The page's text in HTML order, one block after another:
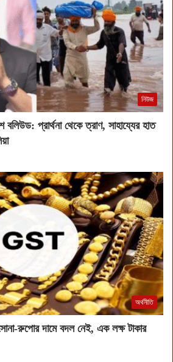
নিউজ
বলিউড: প্রার্থনা থেকে ত্রাণ, সাহায্যের হাত
অর্থনীতি
রুপোর দামে বদল নেই, এক লক্ষ টাকার